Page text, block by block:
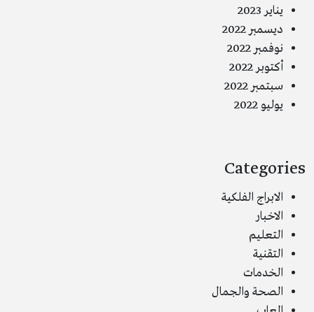
يناير 2023
ديسمبر 2022
نوفمبر 2022
أكتوبر 2022
سبتمبر 2022
يوليو 2022
Categories
الابراج الفلكية
الاخبار
التعليم
التقنية
الخدمات
الصحة والجمال